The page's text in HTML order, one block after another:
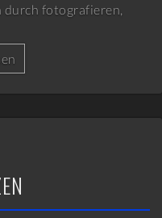
durch fotografieren,